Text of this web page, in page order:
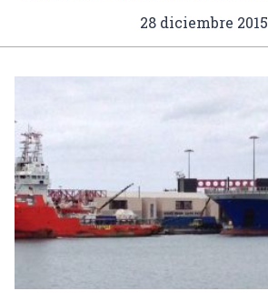
28 diciembre 2015